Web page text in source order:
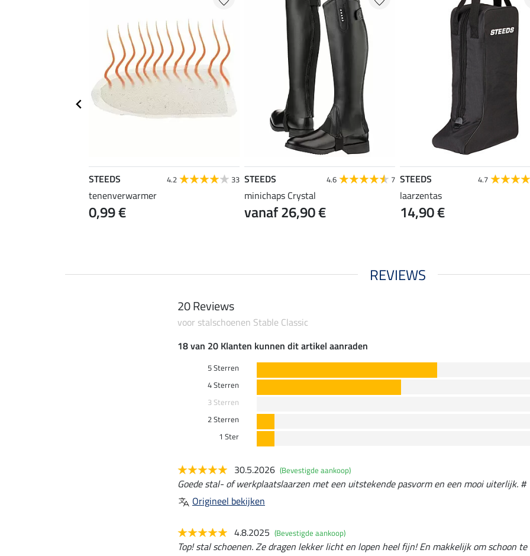
STEEDS 4.2 33
tenenverwarmer
0,99 €
STEEDS 4.6 7
minichaps Crystal
vanaf 26,90 €
STEEDS 4.7
laarzentas
14,90 €
REVIEWS
20 Reviews
voor stalschoenen Stable Classic
18 van 20 Klanten kunnen dit artikel aanraden
5 Sterren
4 Sterren
3 Sterren
2 Sterren
1 Ster
30.5.2026 (Bevestigde aankoop)
Goede stal- of werkplaatslaarzen met een uitstekende pasvorm en een mooi uiterlijk. #
Origineel bekijken
4.8.2025 (Bevestigde aankoop)
Top! stal schoenen. Ze dragen lekker licht en lopen heel fijn! En makkelijk om schoon te